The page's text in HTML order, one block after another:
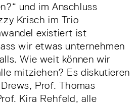
und im Anschluss
Krisch im Trio
existiert ist
wir etwas unternehmen
Wie weit können wir
mitziehen? Es diskutieren
Prof. Thomas
Kira Rehfeld, alle